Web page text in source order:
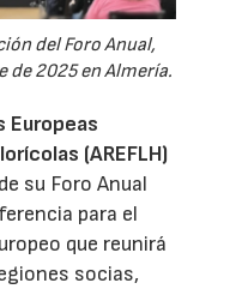
del Foro Anual,
de 2025 en Almería.
Europeas
(AREFLH)
su Foro Anual
para el
que reunirá
socias,